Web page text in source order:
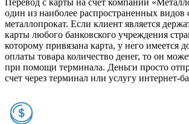
Перевод с карты на счет компании
один из наиболее распространенных видов
металлопрокат. Если клиент является
карты любого банковского учреждения
которому привязана карта, у него имеется
оплаты товара количество денег, то он
при помощи терминала. Деньги просто
счет через терминал или услугу интернет-